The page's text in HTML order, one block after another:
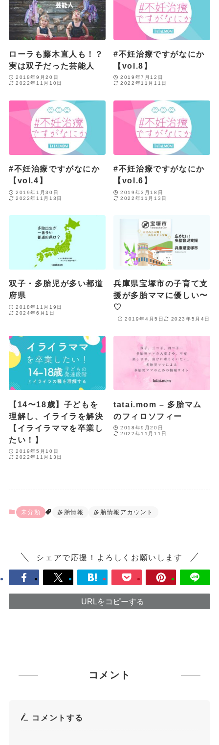
未分類 多胎情報 多胎情報アカウント
シェアで応援！よろしくお願いします
URLをコピーする
ローラも藤木直人も！？
実は双子だった芸能人
2018年9月20日
2022年11月10日
#不妊治療ですがなにか
【vol.8】
2019年7月12日
2022年11月11日
#不妊治療ですがなにか
【vol.4】
2019年1月30日
2022年11月13日
#不妊治療ですがなにか
【vol.6】
2019年3月18日
2022年11月13日
双子・多胎児が多い都道
府県
2018年11月19日
2024年6月1日
兵庫県宝塚市の子育て支
援が多胎ママに優しい〜
♡
2019年4月5日 2023年5月4日
【14〜18歳】子どもを
理解し、イライラを解決
【イライラママを卒業し
たい！】
2019年5月10日
2022年11月13日
tatai.mom – 多胎マム
のフィロソフィー
2018年9月20日
2022年11月11日
コメント
コメントする